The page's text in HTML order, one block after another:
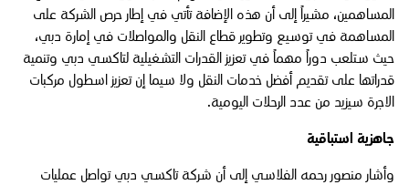
المساهمين، مشيراً إلى أن هذه الإضافة تأتي في إطار حرص الشركة على
المساهمة في توسيع وتطوير قطاع النقل والمواصلات في إمارة دبي،
حيث ستلعب دوراً مهماً في تعزيز القدرات التشغيلية لتاكسي دبي وتنمية
قدراتها على تقديم أفضل خدمات النقل ولا سيما إن تعزيز اسطول مركبات
الاجرة سيزيد من عدد الرحلات اليومية.
جاهزية استباقية
وأشار منصور رحمه الفلاسي إلى أن شركة تاكسي دبي تواصل عمليات